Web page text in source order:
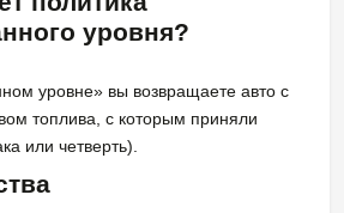
уровня?
уровне» вы возвращаете авто с
топлива, с которым приняли
или четверть).